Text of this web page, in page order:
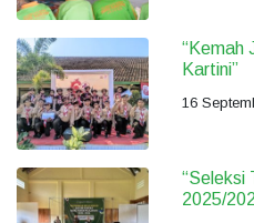
“Kemah
Kartini”
16
“Seleksi
2025/